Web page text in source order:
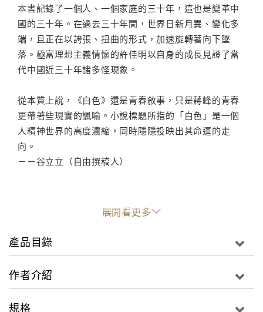
本書記錄了一個人、一個家庭的三十年，這也是變革中
國的三十年。在過去三十年間，世界日新月異、變化多
端，且正在以誇張、扭曲的形式，加速旋轉著向下墜
落。極富理想主義情懷的許佳明以自身的成長見證了當
代中國近三十年諸多怪現象。
從本質上說，《白色》還是青春敘事，只是蔣峰的青春
更帶著些現實的諷喻。小說標題所指的「白色」是一個
人精神世界的高度濃縮，同時隱隱投映出其命運的走
向。
－－谷立立（自由撰稿人）
展開看更多
產品目錄
作者介紹
規格